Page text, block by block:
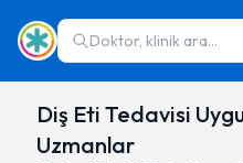
Doktor, klinik ara...
Diş Eti Tedavisi
Uzmanlar